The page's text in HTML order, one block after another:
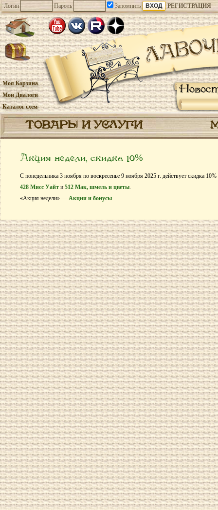
Логин Пароль Запомнить РЕГИСТРАЦИЯ
Моя Корзина
Мои Диалоги
Каталог схем
ТОВАРЫ И УСЛУГИ
Акция недели, скидка 10%
С понедельника 3 ноября по воскресенье 9 ноября 2025 г. действует скидка
428 Мисс Уайт и 512 Мак, шмель и цветы.
«Акция недели» — Акции и бонусы